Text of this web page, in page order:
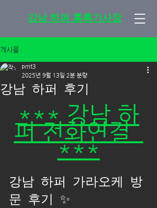
강남 하퍼 홍록기사장
게시물
강남 하퍼 후기
prrit3
2025년 9월 13일 2분 분량
*** 강남 하
퍼 전화연결
***
강남 하퍼 가라오케 방
문 후기 ✨